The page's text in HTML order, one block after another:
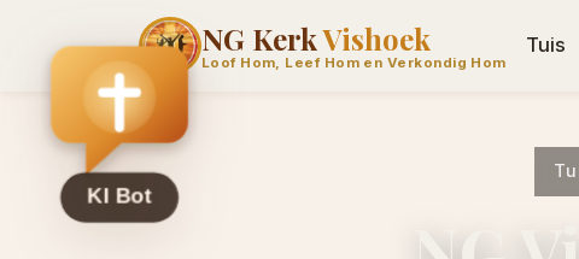
NG KerkVishoek
Loof Hom, Leef Hom en Verkondig Hom
Tuis